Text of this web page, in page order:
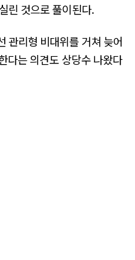
린 것으로 풀이된다.
관리형 비대위를 거쳐 늦어
다는 의견도 상당수 나왔다